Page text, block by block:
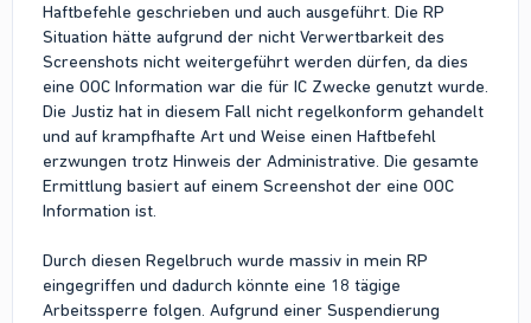
Haftbefehle geschrieben und auch ausgeführt. Die RP
Situation hätte aufgrund der nicht Verwertbarkeit des
Screenshots nicht weitergeführt werden dürfen, da dies
eine OOC Information war die für IC Zwecke genutzt wurde.
Die Justiz hat in diesem Fall nicht regelkonform gehandelt
und auf krampfhafte Art und Weise einen Haftbefehl
erzwungen trotz Hinweis der Administrative. Die gesamte
Ermittlung basiert auf einem Screenshot der eine OOC
Information ist.
Durch diesen Regelbruch wurde massiv in mein RP
eingegriffen und dadurch könnte eine 18 tägige
Arbeitssperre folgen. Aufgrund einer Suspendierung